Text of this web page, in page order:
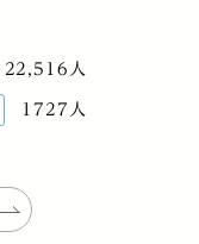
22,516人
1727人